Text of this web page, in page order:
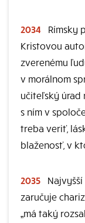
2034
Rímsky
Kristovou
zverenému
v morálnom
učiteľský úrad
s ním v
treba veriť,
blaženosť, v
2035
zaručuje
„má taký